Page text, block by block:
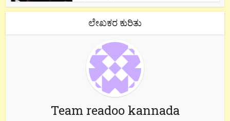
ಲೇಖಕರ ಕುರಿತು
Team readoo kannada